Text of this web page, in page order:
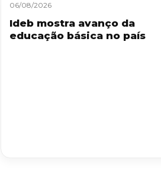
06/08/2026
Ideb mostra avanço da
educação básica no país